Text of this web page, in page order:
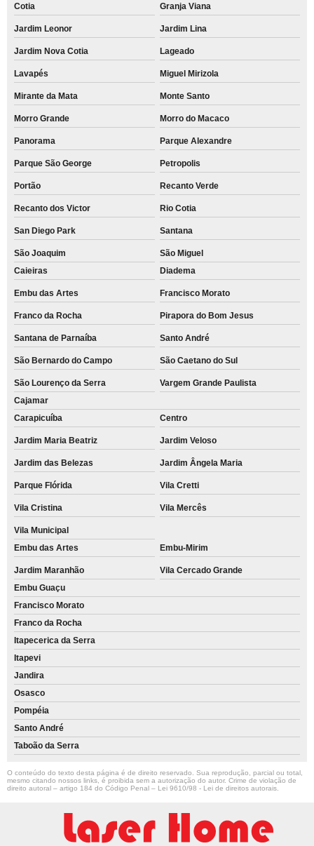
Cotia Granja Viana
Jardim Leonor Jardim Lina
Jardim Nova Cotia Lageado
Lavapés Miguel Mirizola
Mirante da Mata Monte Santo
Morro Grande Morro do Macaco
Panorama Parque Alexandre
Parque São George Petropolis
Portão Recanto Verde
Recanto dos Victor Rio Cotia
San Diego Park Santana
São Joaquim
São Miguel
Caieiras
Diadema
Embu das Artes Francisco Morato
Franco da Rocha Pirapora do Bom Jesus
Santana de Parnaíba Santo André
São Bernardo do Campo São Caetano do Sul
São Lourenço da Serra
Vargem Grande Paulista
Cajamar
Carapicuíba
Centro
Jardim Maria Beatriz Jardim Veloso
Jardim das Belezas Jardim Ângela Maria
Parque Flórida Vila Cretti
Vila Cristina Vila Mercês
Vila Municipal
Embu das Artes
Embu-Mirim
Jardim Maranhão
Vila Cercado Grande
Embu Guaçu
Francisco Morato
Franco da Rocha
Itapecerica da Serra
Itapevi
Jandira
Osasco
Pompéia
Santo André
Taboão da Serra
O conteúdo do texto desta página é de direito reservado. Sua reprodução, parcial ou total,
mesmo citando nossos links, é proibida sem a autorização do autor. Crime de violação de
direito autoral – artigo 184 do Código Penal – Lei 9610/98 - Lei de direitos autorais